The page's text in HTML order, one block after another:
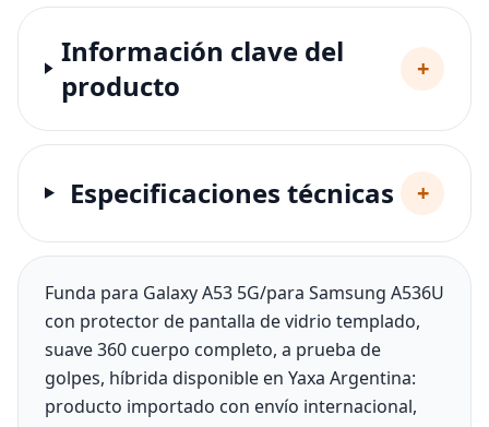
Información clave del
producto
+
Especificaciones técnicas +
Funda para Galaxy A53 5G/para Samsung A536U
con protector de pantalla de vidrio templado,
suave 360 cuerpo completo, a prueba de
golpes, híbrida disponible en Yaxa Argentina:
producto importado con envío internacional,